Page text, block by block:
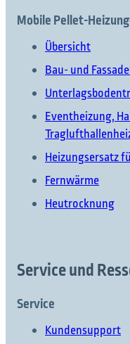
Mobile Pellet-
Übersicht
Bau- und
Eventheizung,
Heizungsersatz
Fernwärme
Heutrocknung
Service und
Service
Kundensupport